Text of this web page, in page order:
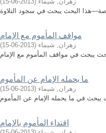
مواقف المأموم مع الإمام
زهران, شيماء (
2013-06-15
)
ما يحمله الإمام عن المأموم
زهران, شيماء (
2013-06-15
)
اقتداء المأموم بالإمام